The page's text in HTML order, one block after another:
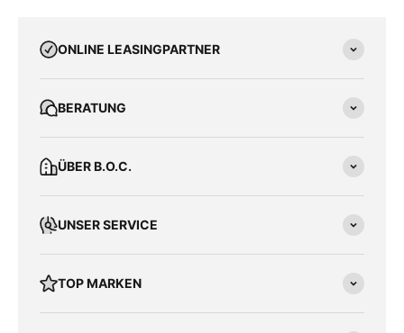
ONLINE LEASINGPARTNER
BERATUNG
ÜBER B.O.C.
UNSER SERVICE
TOP MARKEN